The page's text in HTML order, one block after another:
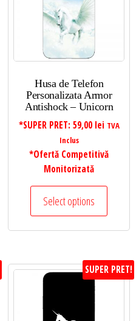
Husa de Telefon
Personalizata Armor
Antishock – Unicorn
*SUPER PRET: 59,00 lei TVA
Inclus
*Ofertă Competitivă
Monitorizată
Select options
SUPER PRET!